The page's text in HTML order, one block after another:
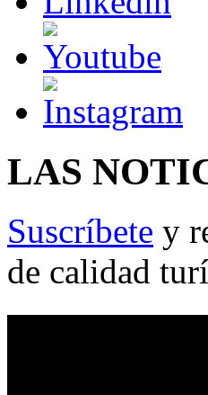
LAS
Suscríbete y
de calidad